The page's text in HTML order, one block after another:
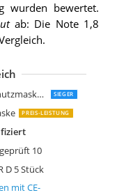
wurden bewertet.
ab: Die Note 1,8
Medisana RM 100 FFP2 KN 95 Atemschutzmaske Staubmaske Atemmaske 3-lagige Staubschutzmaske SIEGER
PREIS-LEISTUNG
geprüft 10
D 5 Stück
1720 C FFP2 NR D 20
FFP2 Maske
FFP2
NFW FFP2-Masken EN
FFP2 Maske 5-lagig
von Tradeforth
Zertifizierte FFP2
Mundschutz -30 PCS
Stück RM100 FFP29320+SV
10er Set FFP2
Nasenschutz Masken Typ
mit CE-